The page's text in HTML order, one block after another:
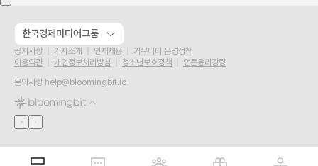
한국경제미디어그룹
공지사항 기자소개 인재채용
커뮤니티 운영정책
이용약관
개인정보처리방침 청소년보호정책
언론윤리강령
문의사항 help@bloomingbit.io